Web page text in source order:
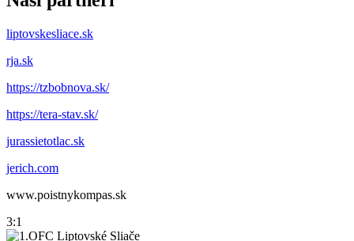
liptovskesliace.sk
rja.sk
https://tzbobnova.sk/
https://tera-stav.sk/
jurassietotlac.sk
jerich.com
www.poistnykompas.sk
3:1